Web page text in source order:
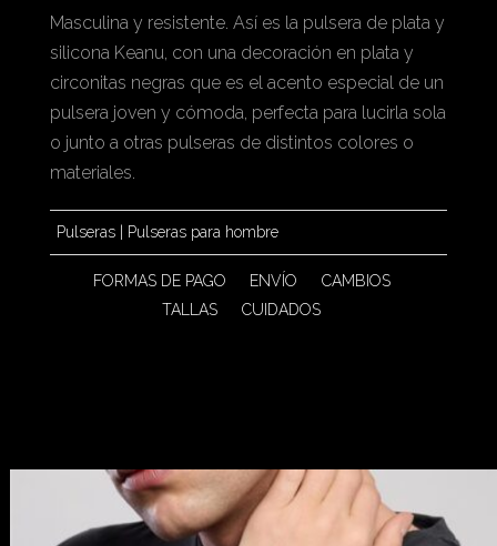
Masculina y resistente. Así es la pulsera de plata y
silicona Keanu, con una decoración en plata y
circonitas negras que es el acento especial de un
pulsera joven y cómoda, perfecta para lucirla sola
o junto a otras pulseras de distintos colores o
materiales.
Pulseras| Pulseras para hombre
FORMAS DE PAGO ENVÍO
CAMBIOS
TALLAS
CUIDADOS